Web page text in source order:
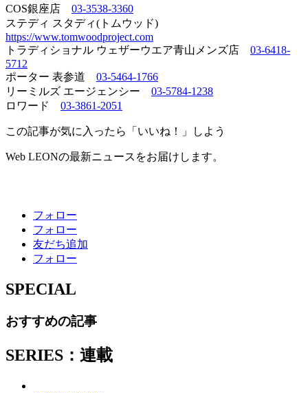
COS銀座店 03-3538-3360
ステディ スタディ(トムウッド)
https://www.tomwoodproject.com
トラディショナル ウェザーウエア青山メンズ店 03-6418-
5712
ポーター 表参道 03-5464-1766
リーミルズ エージェンシー 03-5784-1238
ロワード 03-3861-2051
この記事が気に入ったら「いいね！」しよう
Web LEONの最新ニュースをお届けします。
フォロー
フォロー
友だち追加
フォロー
SPECIAL
おすすめの記事
SERIES：連載